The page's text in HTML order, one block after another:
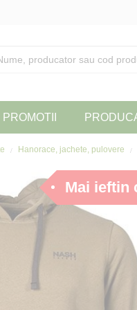
PROMOTII
Hanorace, jachete, pulovere
Mai ieftin